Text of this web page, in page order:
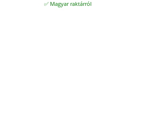
✅ Magyar raktárról